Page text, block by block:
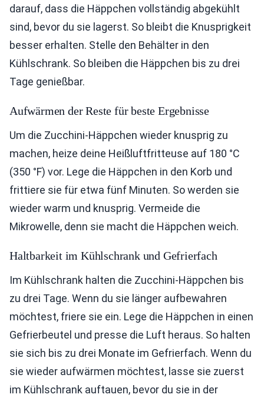
darauf, dass die Häppchen vollständig abgekühlt
sind, bevor du sie lagerst. So bleibt die Knusprigkeit
besser erhalten. Stelle den Behälter in den
Kühlschrank. So bleiben die Häppchen bis zu drei
Tage genießbar.
Aufwärmen der Reste für beste Ergebnisse
Um die Zucchini-Häppchen wieder knusprig zu
machen, heize deine Heißluftfritteuse auf 180 °C
(350 °F) vor. Lege die Häppchen in den Korb und
frittiere sie für etwa fünf Minuten. So werden sie
wieder warm und knusprig. Vermeide die
Mikrowelle, denn sie macht die Häppchen weich.
Haltbarkeit im Kühlschrank und Gefrierfach
Im Kühlschrank halten die Zucchini-Häppchen bis
zu drei Tage. Wenn du sie länger aufbewahren
möchtest, friere sie ein. Lege die Häppchen in einen
Gefrierbeutel und presse die Luft heraus. So halten
sie sich bis zu drei Monate im Gefrierfach. Wenn du
sie wieder aufwärmen möchtest, lasse sie zuerst
im Kühlschrank auftauen, bevor du sie in der